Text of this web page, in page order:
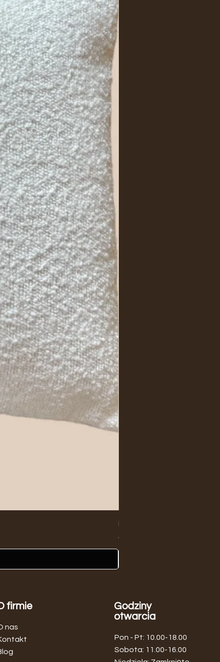
Biały Wazon Ceramiczny
Regularna cena
149,00 zł
firmie
nas
Godziny
otwarcia
Pon - Pt: 10.00-18.00
​​Sobota: 11.00-16.00